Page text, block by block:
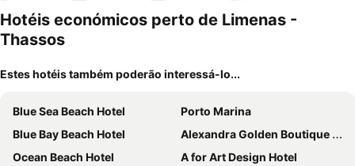
mento
Hotéis económicos perto de Limenas -
Thassos
Estes hotéis também poderão interessá-lo...
Blue Sea Beach Hotel
Porto Marina
Blue Bay Beach Hotel
Alexandra Golden Boutique Hotel - Adults Only
Ocean Beach Hotel
A for Art Design Hotel